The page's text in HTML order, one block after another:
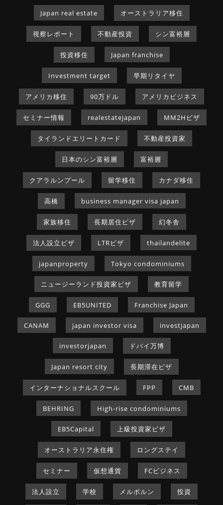
Japan real estate オーストラリア移住
視察レポート 不動産投資 シン富裕層
投資移住 Japan franchise
Investment target 早期リタイヤ
アメリカ移住 90万ドル アメリカビジネス
セミナー情報 realestatejapan MM2Hビザ
タイランドエリートカード 不動産投資家
日本のシン富裕層 富裕層
クアラルンプール 留学移住 カナダ移住
高橋 business manager visa japan
家族移住 長期居住ビザ 幻冬舎
法人設立ビザ LTRビザ thailandelite
japanproperty Tokyo condominiums
ニュージーランド投資家ビザ 教育留学
GGG EB5UNITED Franchise Japan
CANAM japan investor visa investjapan
investorjapan ドバイ万博
Japan resort city 長期滞在ビザ
インターナショナルスクール FPP CMB
BEHRING High-rise condominiums
EB5Capital 上級投資家ビザ
オーストラリア永住権 ロングステイ
セミナー 仮想通貨 FCビジネス
法人設立 学校 メルボルン 投資